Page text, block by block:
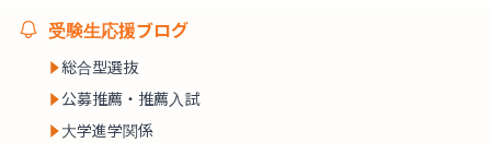
受験生応援ブログ
総合型選抜
公募推薦・推薦入試
大学進学関係